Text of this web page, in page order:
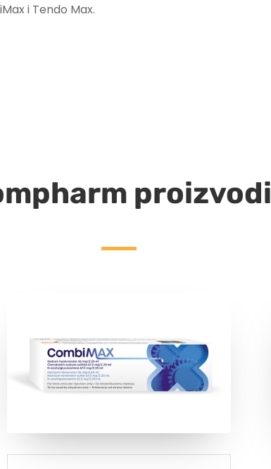
i Tendo Max.
proizvodi